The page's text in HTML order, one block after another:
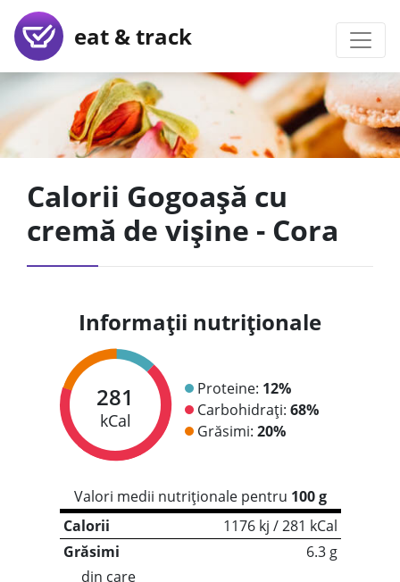
eat & track
Calorii Gogoașă cu
cremă de vișine - Cora
Informații nutriționale
281
kCal
Proteine: 12%
Carbohidrați: 68%
Grăsimi: 20%
Valori medii nutriționale pentru 100 g
Calorii
1176 kj / 281 kCal
Grăsimi
6.3 g
din care